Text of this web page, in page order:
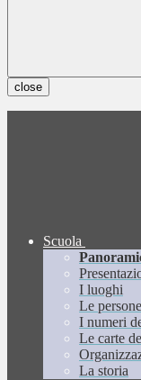
close
Scuola
I luoghi
Le persone
I numeri
Le carte
La storia